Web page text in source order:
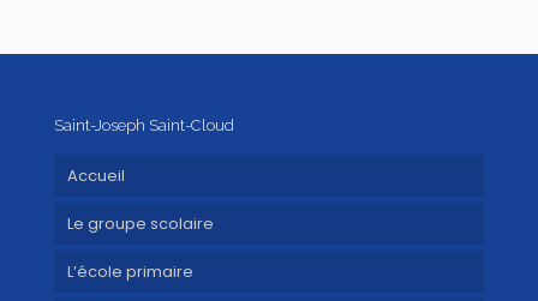
Saint-Joseph Saint-Cloud
Accueil
Le groupe scolaire
L’école primaire